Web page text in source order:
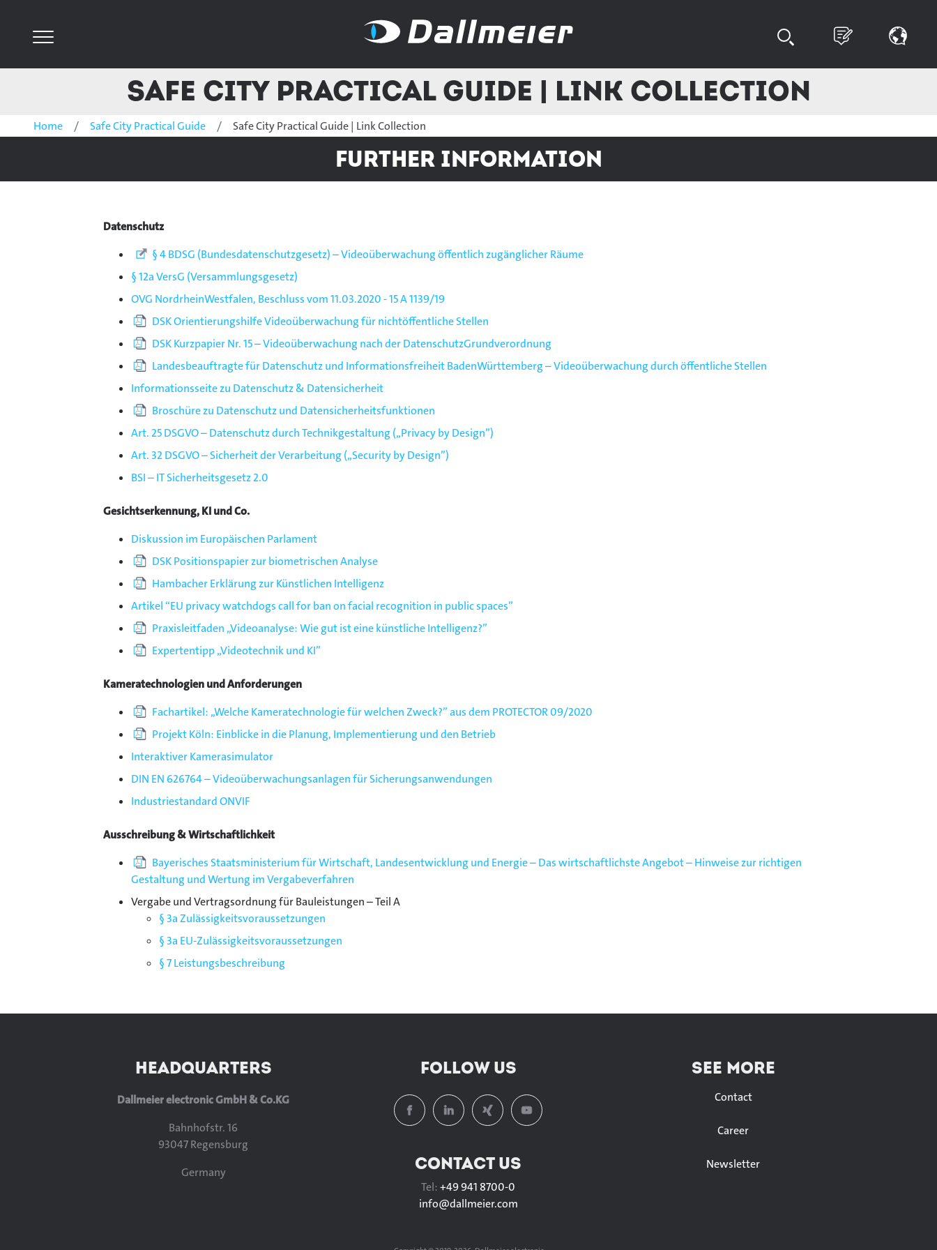
Safe City Practical Guide | Link Collection
Home Safe City Practical Guide Safe City Practical Guide | Link Collection
Further Information
Datenschutz
§ 4 BDSG (Bundesdatenschutzgesetz) – Videoüberwachung öffentlich zugänglicher Räume
§ 12a VersG (Versammlungsgesetz)
OVG NordrheinWestfalen, Beschluss vom 11.03.2020 - 15 A 1139/19
DSK Orientierungshilfe Videoüberwachung für nichtöffentliche Stellen
DSK Kurzpapier Nr. 15 – Videoüberwachung nach der DatenschutzGrundverordnung
Landesbeauftragte für Datenschutz und Informationsfreiheit BadenWürttemberg – Videoüberwachung durch öffentliche Stellen
Informationsseite zu Datenschutz & Datensicherheit
Broschüre zu Datenschutz und Datensicherheitsfunktionen
Art. 25 DSGVO – Datenschutz durch Technikgestaltung („Privacy by Design”)
Art. 32 DSGVO – Sicherheit der Verarbeitung („Security by Design”)
BSI – IT Sicherheitsgesetz 2.0
Gesichtserkennung, KI und Co.
Diskussion im Europäischen Parlament
DSK Positionspapier zur biometrischen Analyse
Hambacher Erklärung zur Künstlichen Intelligenz
Artikel “EU privacy watchdogs call for ban on facial recognition in public spaces”
Praxisleitfaden „Videoanalyse: Wie gut ist eine künstliche Intelligenz?”
Expertentipp „Videotechnik und KI”
Kameratechnologien und Anforderungen
Fachartikel: „Welche Kameratechnologie für welchen Zweck?” aus dem PROTECTOR 09/2020
Projekt Köln: Einblicke in die Planung, Implementierung und den Betrieb
Interaktiver Kamerasimulator
DIN EN 626764 – Videoüberwachungsanlagen für Sicherungsanwendungen
Industriestandard ONVIF
Ausschreibung & Wirtschaftlichkeit
Bayerisches Staatsministerium für Wirtschaft, Landesentwicklung und Energie – Das wirtschaftlichste Angebot – Hinweise zur richtigen
Gestaltung und Wertung im Vergabeverfahren
Vergabe und Vertragsordnung für Bauleistungen – Teil A
§ 3a Zulässigkeitsvoraussetzungen
§ 3a EU-Zulässigkeitsvoraussetzungen
§ 7 Leistungsbeschreibung
HEADQUARTERS
Dallmeier electronic GmbH & Co.KG
Bahnhofstr. 16
93047 Regensburg
Germany
FOLLOW US
CONTACT US
Tel:+49 941 8700-0
info@dallmeier.com
SEE MORE
Contact
Career
Newsletter